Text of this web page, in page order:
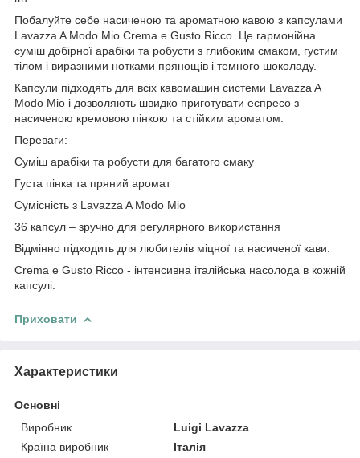
Побалуйте себе насиченою та ароматною кавою з капсулами
Lavazza A Modo Mio Crema e Gusto Ricco. Це гармонійна
суміш добірної арабіки та робусти з глибоким смаком, густим
тілом і виразними нотками прянощів і темного шоколаду.
Капсули підходять для всіх кавомашин системи Lavazza A
Modo Mio і дозволяють швидко приготувати еспресо з
насиченою кремовою пінкою та стійким ароматом.
Переваги:
Суміш арабіки та робусти для багатого смаку
Густа пінка та пряний аромат
Сумісність з Lavazza A Modo Mio
36 капсул – зручно для регулярного використання
Відмінно підходить для любителів міцної та насиченої кави.
Crema e Gusto Ricco - інтенсивна італійська насолода в кожній
капсулі.
Приховати
Характеристики
Основні
Виробник
Luigi Lavazza
Країна виробник
Італія